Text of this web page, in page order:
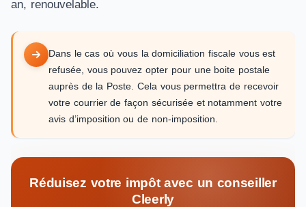
an, renouvelable.
Dans le cas où vous la domiciliation fiscale vous est
refusée, vous pouvez opter pour une boite postale
auprès de la Poste. Cela vous permettra de recevoir
votre courrier de façon sécurisée et notamment votre
avis d’imposition ou de non-imposition.
Réduisez votre impôt avec un conseiller
Cleerly